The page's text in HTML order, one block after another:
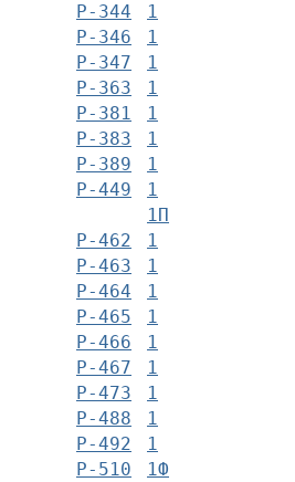
Р-344
1
Р-346
1
Р-347
1
Р-363
1
Р-381
1
Р-383
1
Р-389
1
Р-449
1
1П
Р-462
1
Р-463
1
Р-464
1
Р-465
1
Р-466
1
Р-467
1
Р-473
1
Р-488
1
Р-492
1
Р-510
1Ф